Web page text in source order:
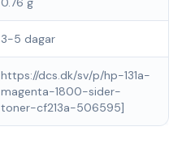
3-5 dagar
https://dcs.dk/sv/p/hp-131a-
magenta-1800-sider-
toner-cf213a-506595]